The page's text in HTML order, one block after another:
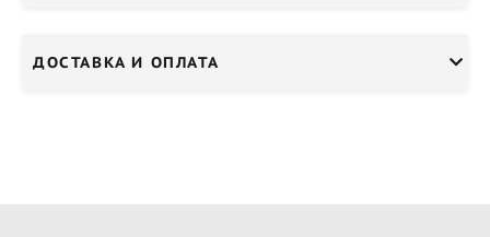
ДОСТАВКА И ОПЛАТА